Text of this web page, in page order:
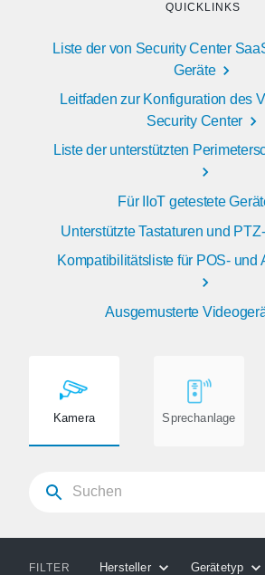
QUICKLINKS
Liste der von Security Center
Geräte
Leitfaden zur Konfiguration des
Security Center
Liste der unterstützten
Für IIoT getestete
Unterstützte Tastaturen und
Kompatibilitätsliste für POS- und
Ausgemusterte
Kamera Sprechanlage
FILTER Hersteller Gerätetyp